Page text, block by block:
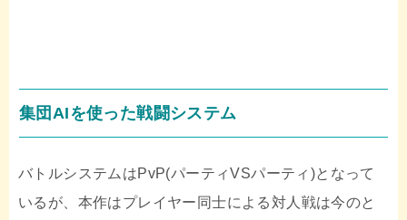
集団AIを使った戦闘システム
バトルシステムはPvP(パーティVSパーティ)となって
いるが、本作はプレイヤー同士による対人戦は今のと